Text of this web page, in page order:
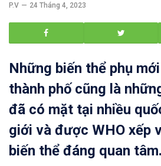
P.V 24 Tháng 4, 2023
Những biến thể phụ
thành phố cũng là
đã có mặt tại nhiều
giới và được WHO xếp
biến thể đáng quan tâm.